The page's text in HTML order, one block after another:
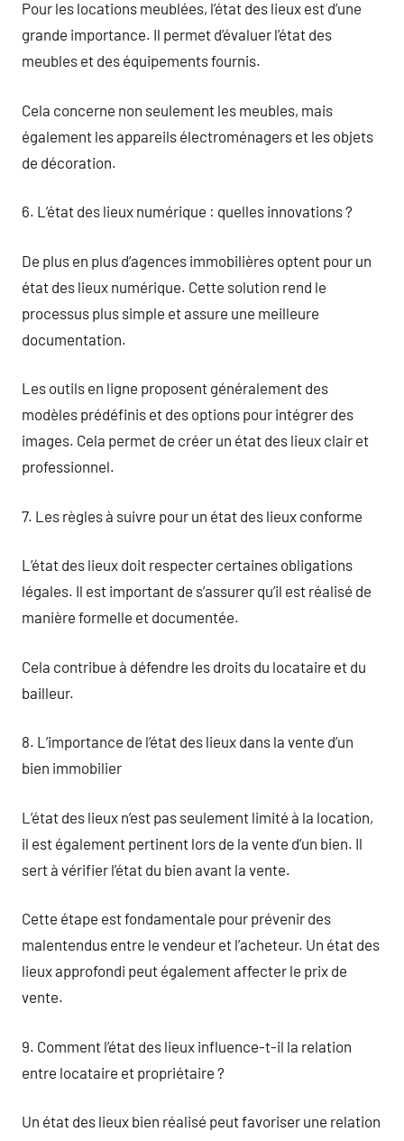
Pour les locations meublées, l’état des lieux est d’une
grande importance. Il permet d’évaluer l’état des
meubles et des équipements fournis.
Cela concerne non seulement les meubles, mais
également les appareils électroménagers et les objets
de décoration.
6. L’état des lieux numérique : quelles innovations ?
De plus en plus d’agences immobilières optent pour un
état des lieux numérique. Cette solution rend le
processus plus simple et assure une meilleure
documentation.
Les outils en ligne proposent généralement des
modèles prédéfinis et des options pour intégrer des
images. Cela permet de créer un état des lieux clair et
professionnel.
7. Les règles à suivre pour un état des lieux conforme
L’état des lieux doit respecter certaines obligations
légales. Il est important de s’assurer qu’il est réalisé de
manière formelle et documentée.
Cela contribue à défendre les droits du locataire et du
bailleur.
8. L’importance de l’état des lieux dans la vente d’un
bien immobilier
L’état des lieux n’est pas seulement limité à la location,
il est également pertinent lors de la vente d’un bien. Il
sert à vérifier l’état du bien avant la vente.
Cette étape est fondamentale pour prévenir des
malentendus entre le vendeur et l’acheteur. Un état des
lieux approfondi peut également affecter le prix de
vente.
9. Comment l’état des lieux influence-t-il la relation
entre locataire et propriétaire ?
Un état des lieux bien réalisé peut favoriser une relation